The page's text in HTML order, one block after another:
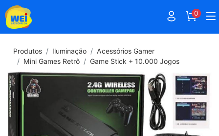
0
Produtos Iluminação
Acessórios Gamer
Mini Games Retrô
Game Stick + 10.000 Jogos